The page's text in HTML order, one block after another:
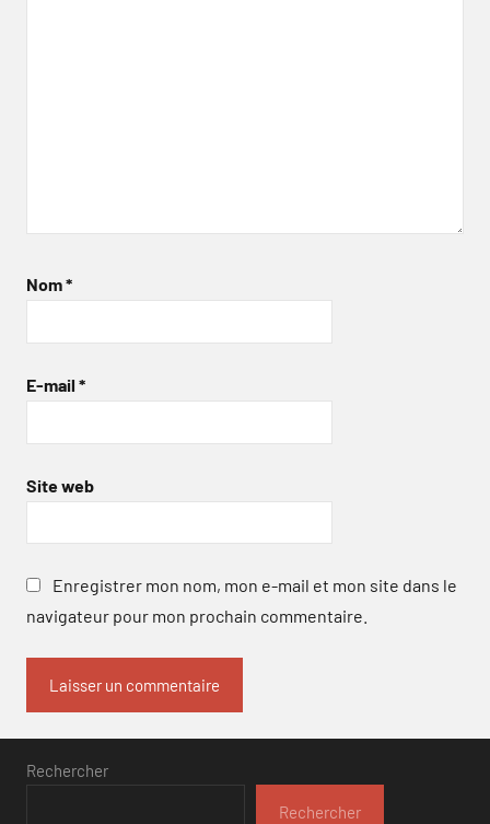
Nom*
E-mail *
Site web
Enregistrer mon nom, mon e-mail et mon site dans le
navigateur pour mon prochain commentaire.
Rechercher
Rechercher